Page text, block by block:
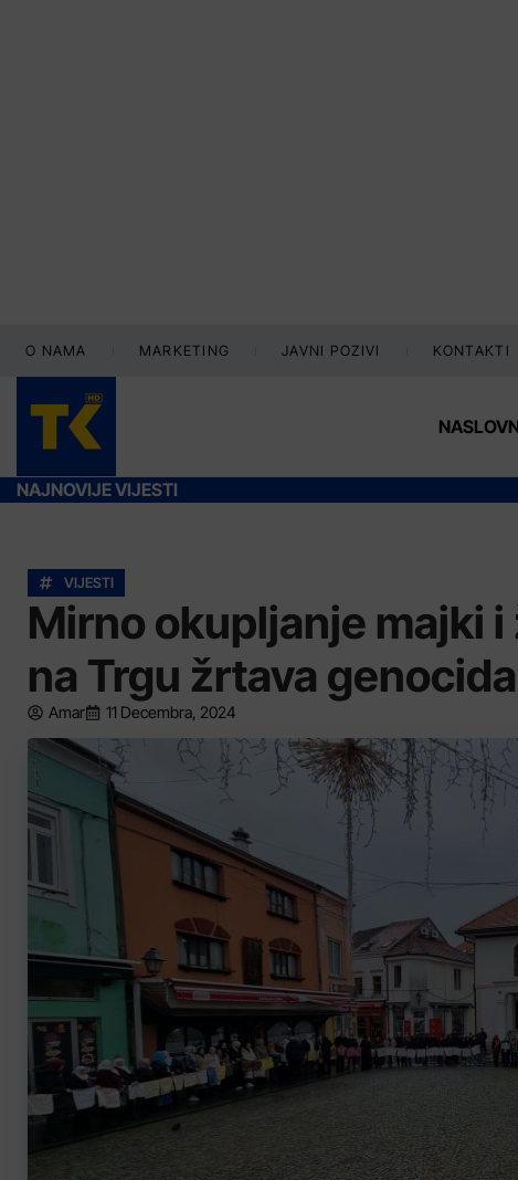
O NAMA MARKETING JAVNI POZIVI KONTAKTI
NAJNOVIJE VIJESTI
VIJESTI
Mirno okupljanje majki
na Trgu žrtava
Amar 11 Decembra, 2024